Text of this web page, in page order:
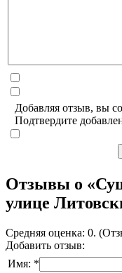
Добавляя отзыв, вы
Подтвердите
Отзывы о
улице
Средняя оценка: 0.
Добавить отзыв:
Имя: *